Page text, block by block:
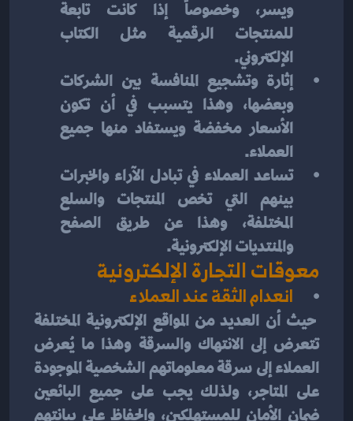
الإلكتروني.
العملاء.
والمنتديات الإلكترونية.
معوقات التجارة الإلكترونية
انعدام الثقة عند العملاء